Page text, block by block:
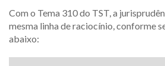
Com o Tema 310 do TST, a
mesma linha de raciocínio, conforme
abaixo: